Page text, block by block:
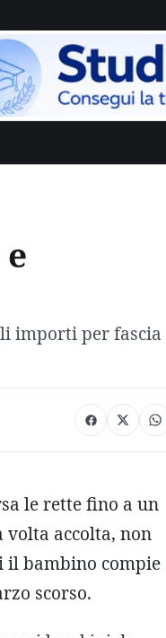
importi per fascia
le rette fino a un
volta accolta, non
il bambino compie
scorso.